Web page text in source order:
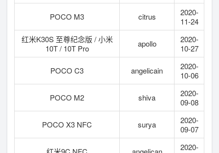
POCO M3 citrus
2020-
11-24
红米K30S 至尊纪念版 / 小米
10T / 10T Pro
apollo
2020-
10-27
POCO C3 angelicain
2020-
10-06
POCO M2 shiva
2020-
09-08
POCO X3 NFC surya
2020-
09-07
2020-